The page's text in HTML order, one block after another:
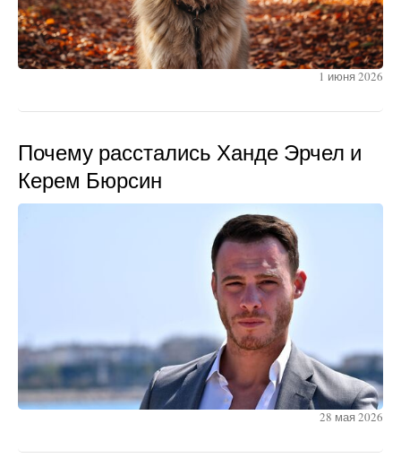
1 июня 2026
Почему расстались Ханде Эрчел и
Керем Бюрсин
28 мая 2026